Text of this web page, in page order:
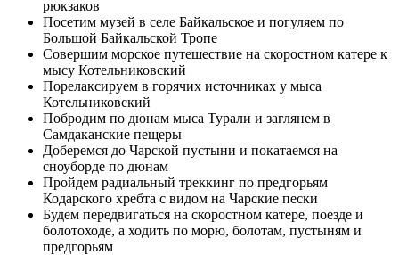
рюкзаков
Посетим музей в селе Байкальское и погуляем по
Большой Байкальской Тропе
Совершим морское путешествие на скоростном катере к
мысу Котельниковский
Порелаксируем в горячих источниках у мыса
Котельниковский
Побродим по дюнам мыса Турали и заглянем в
Самдаканские пещеры
Доберемся до Чарской пустыни и покатаемся на
сноуборде по дюнам
Пройдем радиальный треккинг по предгорьям
Кодарского хребта с видом на Чарские пески
Будем передвигаться на скоростном катере, поезде и
болотоходе, а ходить по морю, болотам, пустыням и
предгорьям